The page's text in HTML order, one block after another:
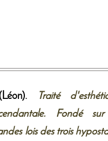
Traité
Fondé
lois des trois